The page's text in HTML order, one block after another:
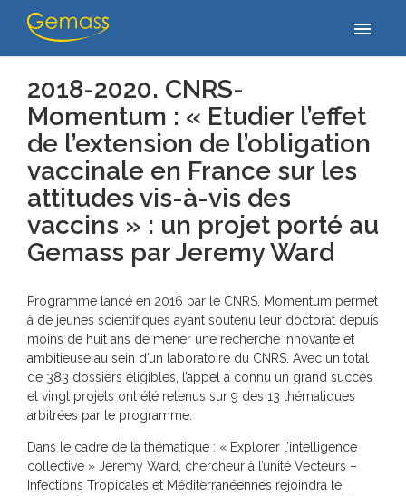
menu
Accueil/2018-2020. CNRS-Momentum : « Etudier l’effet de
l’extension de l’obligation vaccinale en France sur les…
2018-2020. CNRS-
Momentum : « Etudier l’effet
de l’extension de l’obligation
vaccinale en France sur les
attitudes vis-à-vis des
vaccins » : un projet porté au
Gemass par Jeremy Ward
Programme lancé en 2016 par le CNRS, Momentum permet
à de jeunes scientifiques ayant soutenu leur doctorat depuis
moins de huit ans de mener une recherche innovante et
ambitieuse au sein d’un laboratoire du CNRS. Avec un total
de 383 dossiers éligibles, l’appel a connu un grand succès
et vingt projets ont été retenus sur 9 des 13 thématiques
arbitrées par le programme.
Dans le cadre de la thématique : « Explorer l’intelligence
collective » Jeremy Ward, chercheur à l’unité Vecteurs –
Infections Tropicales et Méditerranéennes rejoindra le